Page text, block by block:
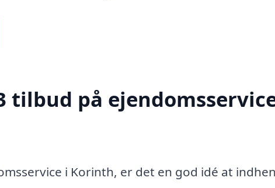
på
i Korinth, er det en god idé at